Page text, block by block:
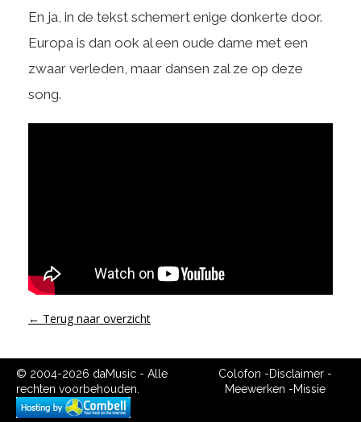
En ja, in de tekst schemert enige donkerte door.
Europa is dan ook al een oude dame met een
zwaar verleden, maar dansen zal ze op deze
song.
← Terug naar overzicht
© 2004-2026 daMusic - Alle
rechten voorbehouden.
Colofon -Disclaimer-
Meewerken -Missie